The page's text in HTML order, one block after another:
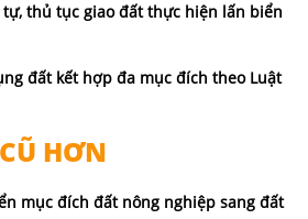
thủ tục giao đất thực hiện lấn biển
đất kết hợp đa mục đích theo Luật
HƠN
mục đích đất nông nghiệp sang đất